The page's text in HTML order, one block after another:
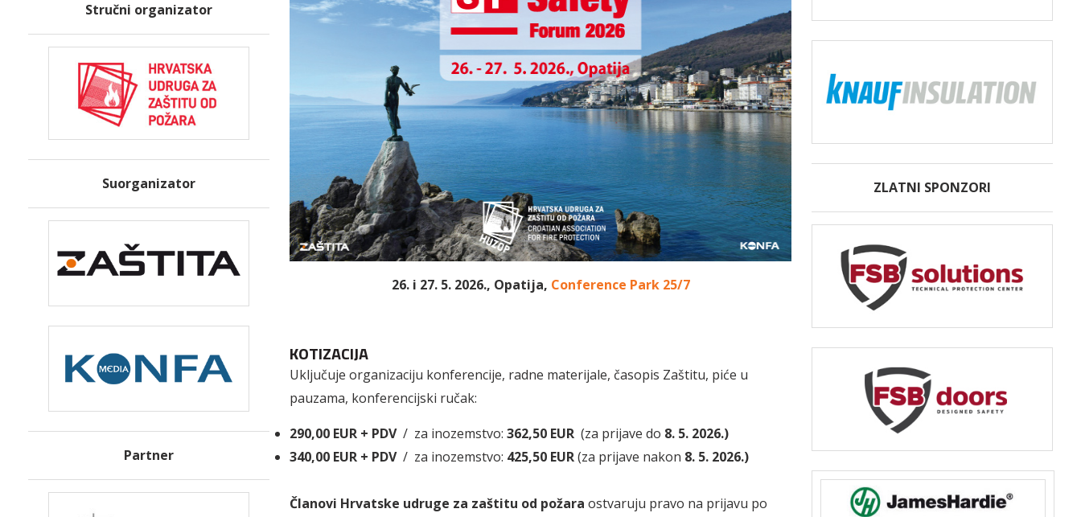
Stručni organizator
Suorganizator
Partner
26. i 27. 5. 2026., Opatija, Conference Park 25/7
KOTIZACIJA
Uključuje organizaciju konferencije, radne materijale, časopis Zaštitu, piće u
pauzama, konferencijski ručak:
290,00 EUR + PDV / za inozemstvo: 362,50 EUR(za prijave do 8. 5. 2026.)
340,00 EUR + PDV / za inozemstvo: 425,50 EUR(za prijave nakon 8. 5. 2026.)
Članovi Hrvatske udruge za zaštitu od požara ostvaruju pravo na prijavu po
ZLATNI SPONZORI